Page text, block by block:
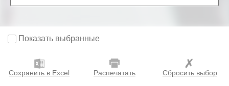
Показать выбранные
Сохранить в Excel Распечатать Сбросить выбор